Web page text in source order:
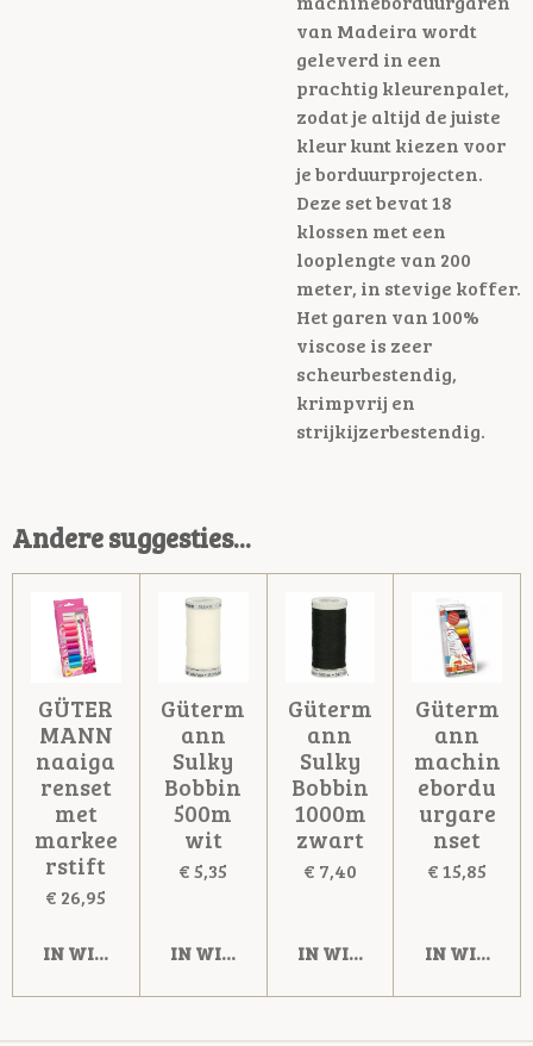
van Madeira wordt
geleverd in een
prachtig kleurenpalet,
zodat je altijd de juiste
kleur kunt kiezen voor
je borduurprojecten.
Deze set bevat 18
klossen met een
looplengte van 200
meter, in stevige koffer.
Het garen van 100%
viscose is zeer
scheurbestendig,
krimpvrij en
strijkijzerbestendig.
Andere suggesties...
GÜTER
MANN
naaiga
renset
met
markee
rstift
€ 26,95
IN WINKELWAGEN
Güterm
ann
Sulky
Bobbin
500m
wit
€ 5,35
IN WINKELWAGEN
Güterm
ann
Sulky
Bobbin
1000m
zwart
€ 7,40
IN WINKELWAGEN
Güterm
ann
machin
ebordu
urgare
nset
€ 15,85
IN